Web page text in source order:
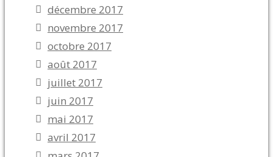
décembre 2017
novembre 2017
octobre 2017
août 2017
juillet 2017
juin 2017
mai 2017
avril 2017